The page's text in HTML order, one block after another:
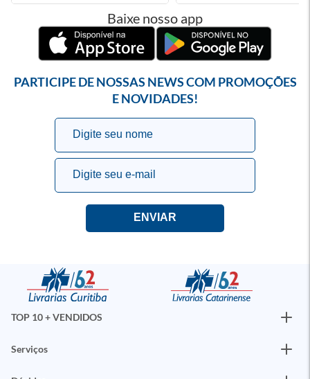
Baixe nosso app
PARTICIPE DE NOSSAS NEWS COM PROMOÇÕES
E NOVIDADES!
TOP 10 + VENDIDOS
Serviços